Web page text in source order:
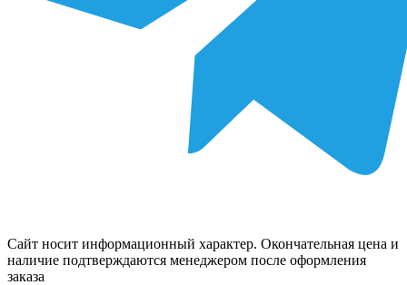
Сайт носит информационный характер. Окончательная цена и
наличие подтверждаются менеджером после оформления
заказа